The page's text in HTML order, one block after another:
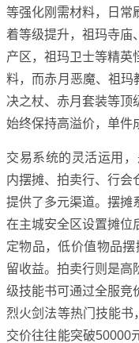
等强化刚需材料，日常
着等级提升，祖玛寺庙
产区，祖玛卫士等精英
料，而赤月恶魔、祖玛
决之杖、赤月套装等顶
始终保持高溢价，单件
交易系统的灵活运用
内摆摊、拍卖行、行会
提供了多元渠道。摆摊
在主城安全区设置摊位
定物品，低价值物品
留收益。拍卖行则是高
级技能书可通过全服竞
烈火剑法等热门技能
交价往往能突破50000